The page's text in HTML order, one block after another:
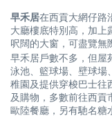
早禾居在西貢大網仔路
大廳樓底特別高，加上
呎闊的大窗，可盡覽無
早禾居戶數不多，但屋
泳池、籃球場、壁球場
稚園及提供穿梭巴士往
及購物，多數前往西貢
歐陸餐廳，另有馳名糖